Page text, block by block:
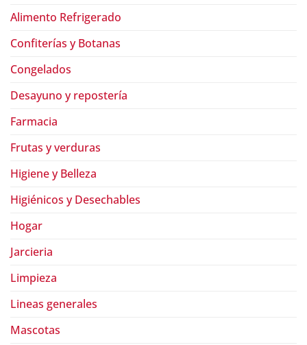
Alimento Refrigerado
Confiterías y Botanas
Congelados
Desayuno y repostería
Farmacia
Frutas y verduras
Higiene y Belleza
Higiénicos y Desechables
Hogar
Jarcieria
Limpieza
Lineas generales
Mascotas